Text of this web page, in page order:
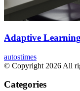
Adaptive
autostimes
© Copyright 2026 All
Categories